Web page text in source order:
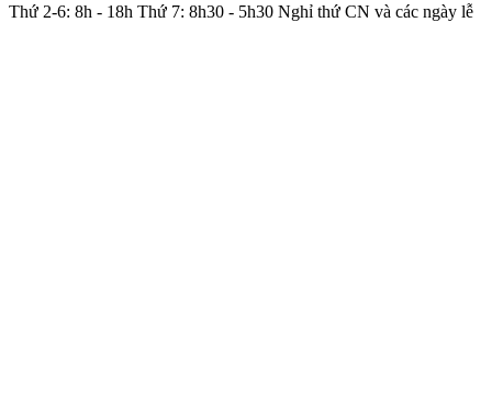
Thứ 2-6: 8h - 18h Thứ 7: 8h30 - 5h30 Nghỉ thứ CN và các ngày lễ